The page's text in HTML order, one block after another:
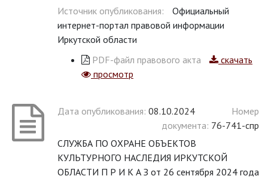
Источник опубликования:
Официальный
интернет-портал правовой информации
Иркутской области
PDF-файл правового акта
скачать
просмотр
Дата опубликования: 08.10.2024
Номер
документа: 76-741-спр
СЛУЖБА ПО ОХРАНЕ ОБЪЕКТОВ
КУЛЬТУРНОГО НАСЛЕДИЯ ИРКУТСКОЙ
ОБЛАСТИ П Р И К А З от 26 сентября 2024 года